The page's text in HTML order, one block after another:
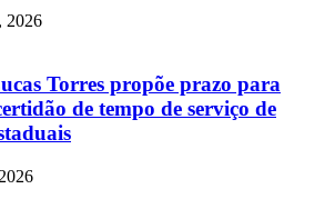
2026
Torres propõe prazo para
de tempo de serviço de